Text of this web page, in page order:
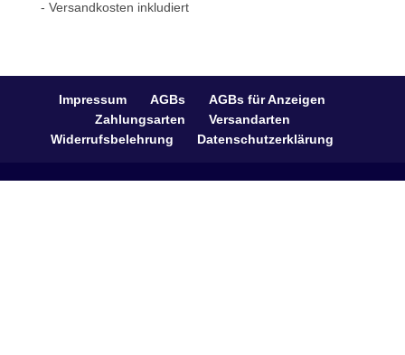
- Versandkosten inkludiert
Impressum AGBs
AGBs für Anzeigen
Zahlungsarten
Versandarten
Widerrufsbelehrung
Datenschutzerklärung